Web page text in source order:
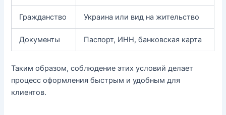
Гражданство Украина или вид на жительство
Документы Паспорт, ИНН, банковская карта
Таким образом, соблюдение этих условий делает
процесс оформления быстрым и удобным для
клиентов.